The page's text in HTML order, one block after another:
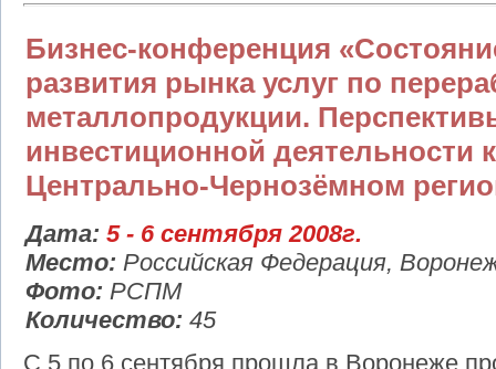
Бизнес-конференция
развития рынка услуг по
металлопродукции.
инвестиционной деятельности
Центрально-Чернозёмном
Дата: 5 - 6 сентября 2008г.
Место: Российская Федерация,
Фото: РСПМ
Количество: 45
С 5 по 6 сентября прошла в Воронеже